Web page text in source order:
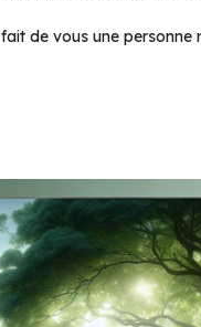
de vous une personne